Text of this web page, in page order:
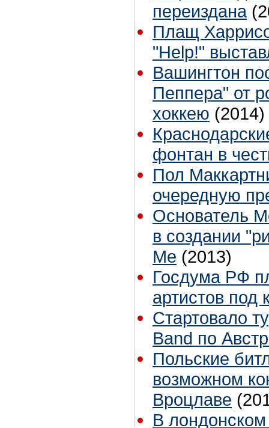
переиздана
Плащ
"Help!"
Вашингтон
Пеппера" от
хоккею (2014)
фонтан в
Пол
очередную
Основатель
в создании
Me (2013)
Госдума РФ
артистов под
Стартовало
Band по
Польские
возможном
Вроцлаве
В